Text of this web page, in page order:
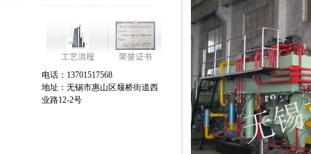
电话：13701517568
地址：无锡市惠山区堰桥街道西
业路12-2号